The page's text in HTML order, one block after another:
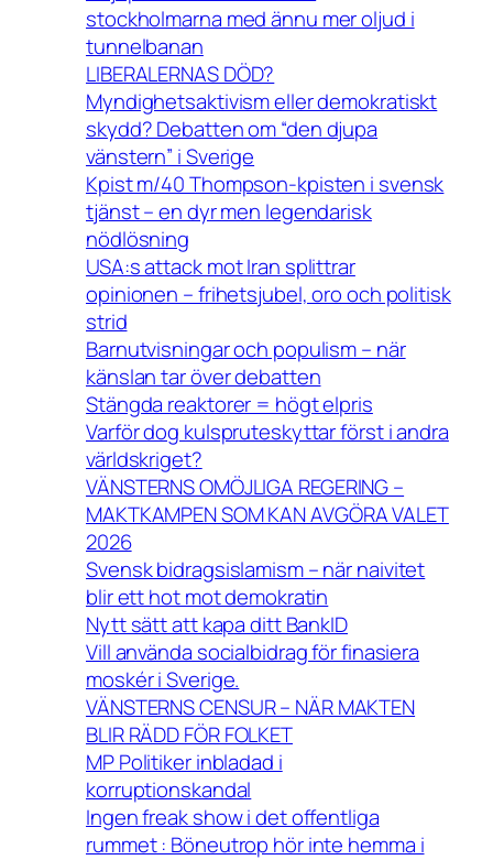
stockholmarna med ännu mer oljud i
tunnelbanan
LIBERALERNAS DÖD?
Myndighetsaktivism eller demokratiskt
skydd? Debatten om “den djupa
vänstern” i Sverige
Kpist m/40 Thompson-kpisten i svensk
tjänst – en dyr men legendarisk
nödlösning
USA:s attack mot Iran splittrar
opinionen – frihetsjubel, oro och politisk
strid
Barnutvisningar och populism – när
känslan tar över debatten
Stängda reaktorer = högt elpris
Varför dog kulspruteskyttar först i andra
världskriget?
VÄNSTERNS OMÖJLIGA REGERING –
MAKTKAMPEN SOM KAN AVGÖRA VALET
2026
Svensk bidragsislamism – när naivitet
blir ett hot mot demokratin
Nytt sätt att kapa ditt BankID
Vill använda socialbidrag för finasiera
moskér i Sverige.
VÄNSTERNS CENSUR – NÄR MAKTEN
BLIR RÄDD FÖR FOLKET
MP Politiker inbladad i
korruptionskandal
Ingen freak show i det offentliga
rummet : Böneutrop hör inte hemma i